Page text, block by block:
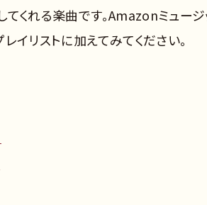
くれる楽曲です。Amazonミュー
イリストに加えてみてください。